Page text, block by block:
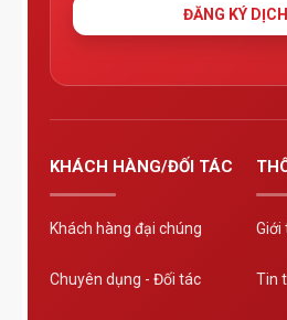
ĐĂNG KÝ
KHÁCH HÀNG/ĐỐI TÁC
Khách hàng đại chúng
Chuyên dụng - Đối tác
Giới
Tin